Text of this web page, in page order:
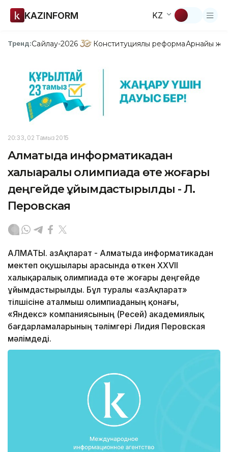
KAZINFORM KZ
Тренд:Сайлау-2026 Конституциялық реформаАрнайы
20:33, 02 Тамыз 2015
Алматыда информатикадан
халықаралық олимпиада өте жоғары
деңгейде ұйымдастырылды - Л.
Перовская
АЛМАТЫ. ҚазАқпарат - Алматыда информатикадан
мектеп оқушылары арасында өткен XXVII
халықаралық олимпиада өте жоғары деңгейде
ұйымдастырылды. Бұл туралы «ҚазАқпарат»
тілшісіне аталмыш олимпиаданың қонағы,
«Яндекс» компаниясының (Ресей) академиялық
бағдарламаларының тәлімгері Лидия Перовская
мәлімдеді.